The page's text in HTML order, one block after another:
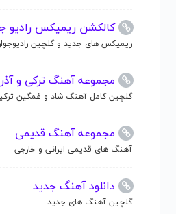
کالکشن ریمیکس رادیو
ریمیکس های جدید و گلچین
مجموعه آهنگ ترکی و
گلچین کامل آهنگ شاد و غمگین
مجموعه آهنگ قدیمی
آهنگ های قدیمی ایرانی و خارجی
دانلود آهنگ جدید
گلچین آهنگ های جدید